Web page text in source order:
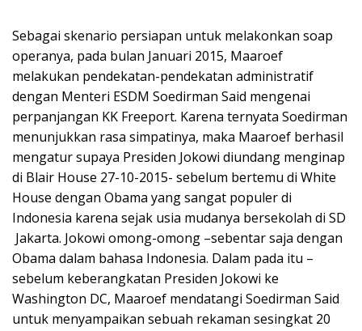
Sebagai skenario persiapan untuk melakonkan soap
operanya, pada bulan Januari 2015, Maaroef
melakukan pendekatan-pendekatan administratif
dengan Menteri ESDM Soedirman Said mengenai
perpanjangan KK Freeport. Karena ternyata Soedirman
menunjukkan rasa simpatinya, maka Maaroef berhasil
mengatur supaya Presiden Jokowi diundang menginap
di Blair House 27-10-2015- sebelum bertemu di White
House dengan Obama yang sangat populer di
Indonesia karena sejak usia mudanya bersekolah di SD
Jakarta. Jokowi omong-omong –sebentar saja dengan
Obama dalam bahasa Indonesia. Dalam pada itu –
sebelum keberangkatan Presiden Jokowi ke
Washington DC, Maaroef mendatangi Soedirman Said
untuk menyampaikan sebuah rekaman sesingkat 20